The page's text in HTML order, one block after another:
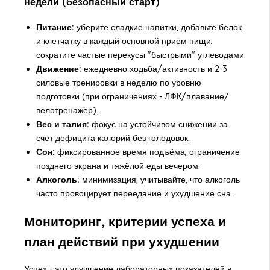
Питание: уберите сладкие напитки, добавьте белок
и клетчатку в каждый основной приём пищи,
сократите частые перекусы "быстрыми" углеводами.
Движение: ежедневно ходьба/активность и 2-3
силовые тренировки в неделю по уровню
подготовки (при ограничениях - ЛФК/плавание/
велотренажёр).
Вес и талия: фокус на устойчивом снижении за
счёт дефицита калорий без голодовок.
Сон: фиксированное время подъёма, ограничение
позднего экрана и тяжёлой еды вечером.
Алкоголь: минимизация; учитывайте, что алкоголь
часто провоцирует переедание и ухудшение сна.
Мониторинг, критерии успеха и
план действий при ухудшении